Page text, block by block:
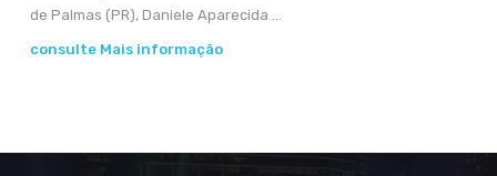
de Palmas (PR), Daniele Aparecida ...
consulte Mais informação